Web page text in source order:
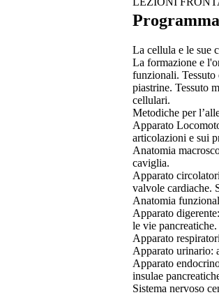
Programma
La cellula e le sue
La formazione e
funzionali.
piastrine. Tessuto
cellulari.
Metodiche per
Apparato
articolazioni e sui
Anatomia
caviglia.
Apparato
valvole cardiache.
Anatomia
Apparato
le vie
Apparato
Apparato urinario:
Apparato
insulae
Sistema nervoso